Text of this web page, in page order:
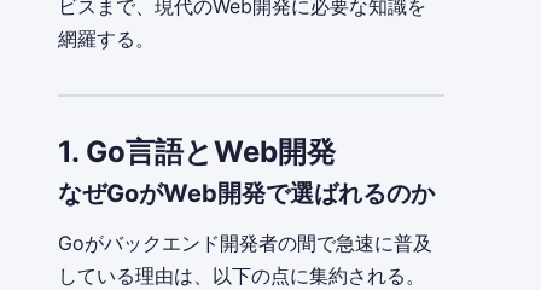
ビスまで、現代のWeb開発に必要な知識を
網羅する。
1. Go言語とWeb開発
なぜGoがWeb開発で選ばれるのか
Goがバックエンド開発者の間で急速に普及
している理由は、以下の点に集約される。